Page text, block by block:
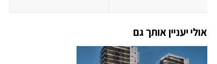
אולי יעניין אותך גם